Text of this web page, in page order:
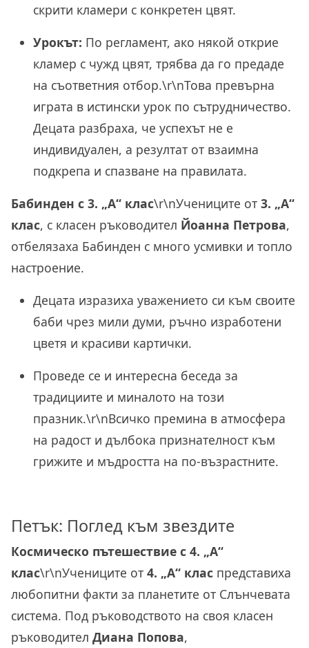
скрити кламери с конкретен цвят.
Урокът: По регламент, ако някой открие
кламер с чужд цвят, трябва да го предаде
на съответния отбор.\r\nТова превърна
играта в истински урок по сътрудничество.
Децата разбраха, че успехът не е
индивидуален, а резултат от взаимна
подкрепа и спазване на правилата.
Бабинден с 3. „А“ клас\r\nУчениците от 3. „А“
клас, с класен ръководител Йоанна Петрова,
отбелязаха Бабинден с много усмивки и топло
настроение.
Децата изразиха уважението си към своите
баби чрез мили думи, ръчно изработени
цветя и красиви картички.
Проведе се и интересна беседа за
традициите и миналото на този
празник.\r\nВсичко премина в атмосфера
на радост и дълбока признателност към
грижите и мъдростта на по-възрастните.
Петък: Поглед към звездите
Космическо пътешествие с 4. „А“
клас\r\nУчениците от 4. „А“ клас представиха
любопитни факти за планетите от Слънчевата
система. Под ръководството на своя класен
ръководител Диана Попова,